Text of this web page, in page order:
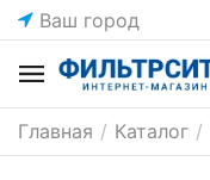
Ваш город
Главная / Каталог /